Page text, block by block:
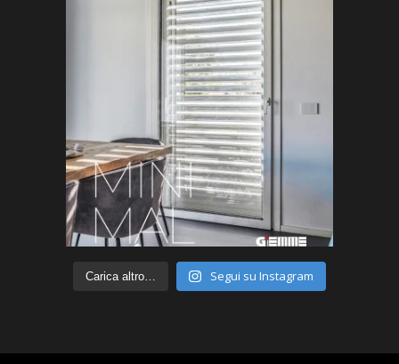
Carica altro… Segui su Instagram